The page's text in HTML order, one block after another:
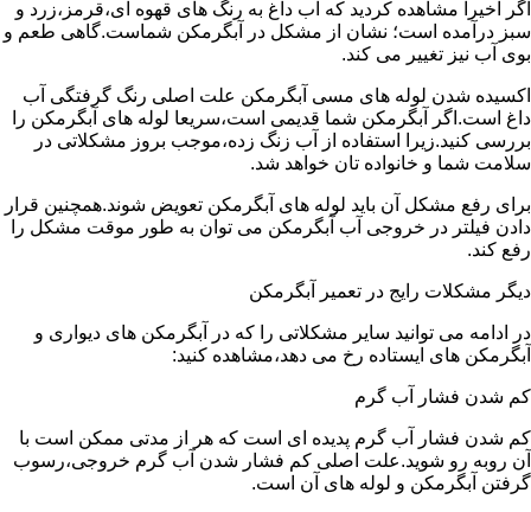
اگر اخیرا مشاهده کردید که آب داغ به رنگ های قهوه ای،قرمز،زرد و
سبز درآمده است؛ نشان از مشکل در آبگرمکن شماست.گاهی طعم و
بوی آب نیز تغییر می کند.
اکسیده شدن لوله های مسی آبگرمکن علت اصلی رنگ گرفتگی آب
داغ است.اگر آبگرمکن شما قدیمی است،سریعا لوله های آبگرمکن را
بررسی کنید.زیرا استفاده از آب زنگ زده،موجب بروز مشکلاتی در
سلامت شما و خانواده تان خواهد شد.
برای رفع مشکل آن باید لوله های آبگرمکن تعویض شوند.همچنین قرار
دادن فیلتر در خروجی آب آبگرمکن می توان به طور موقت مشکل را
رفع کند.
دیگر مشکلات رایج در تعمیر آبگرمکن
در ادامه می توانید سایر مشکلاتی را که در آبگرمکن های دیواری و
آبگرمکن های ایستاده رخ می دهد،مشاهده کنید:
کم شدن فشار آب گرم
کم شدن فشار آب گرم پدیده ای است که هر از مدتی ممکن است با
آن روبه رو شوید.علت اصلی کم فشار شدن آب گرم خروجی،رسوب
گرفتن آبگرمکن و لوله های آن است.